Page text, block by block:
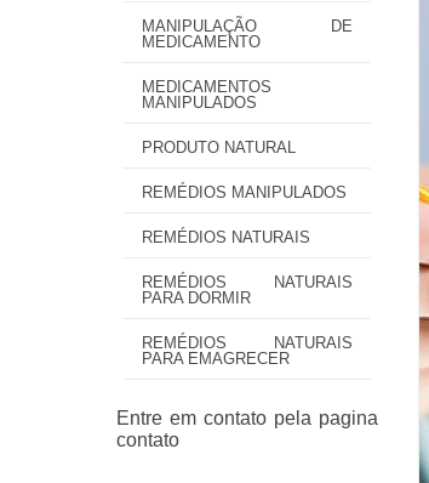
MANIPULAÇÃO DE
MEDICAMENTO
MEDICAMENTOS
MANIPULADOS
PRODUTO NATURAL
REMÉDIOS MANIPULADOS
REMÉDIOS NATURAIS
REMÉDIOS NATURAIS
PARA DORMIR
REMÉDIOS NATURAIS
PARA EMAGRECER